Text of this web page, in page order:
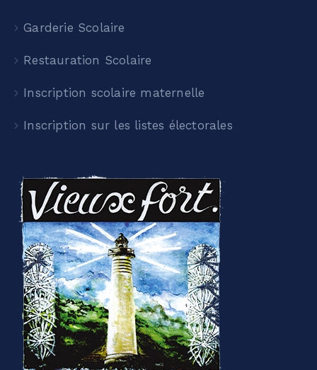
Garderie Scolaire
Restauration Scolaire
Inscription scolaire maternelle
Inscription sur les listes électorales